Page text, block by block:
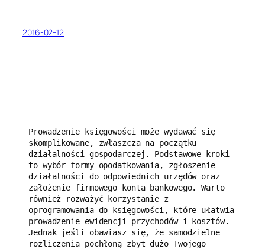
2016-02-12
Prowadzenie księgowości może wydawać się
skomplikowane, zwłaszcza na początku
działalności gospodarczej. Podstawowe kroki
to wybór formy opodatkowania, zgłoszenie
działalności do odpowiednich urzędów oraz
założenie firmowego konta bankowego. Warto
również rozważyć korzystanie z
oprogramowania do księgowości, które ułatwia
prowadzenie ewidencji przychodów i kosztów.
Jednak jeśli obawiasz się, że samodzielne
rozliczenia pochłoną zbyt dużo Twojego